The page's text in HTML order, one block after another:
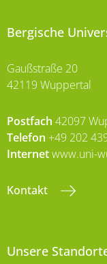
Bergische
Gaußstraße 20
42119 Wuppertal
Postfach 42097
Telefon +49 202
Internetwww.uni-
Kontakt
Unsere